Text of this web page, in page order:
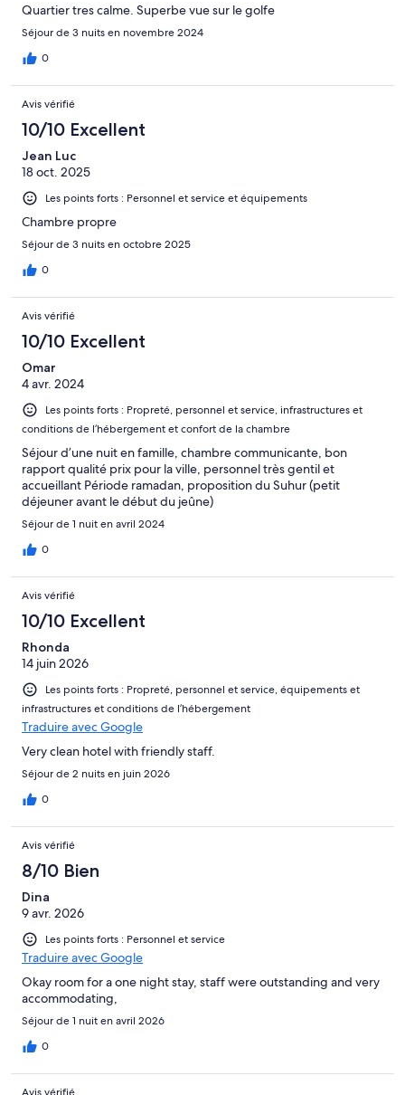
Quartier tres calme. Superbe vue sur le golfe
Séjour de 3 nuits en novembre 2024
0
Avis vérifié
10/10 Excellent
Jean Luc
18 oct. 2025
Les points forts : Personnel et service et équipements
Chambre propre
Séjour de 3 nuits en octobre 2025
0
Avis vérifié
10/10 Excellent
Omar
4 avr. 2024
Les points forts : Propreté, personnel et service, infrastructures et
conditions de l’hébergement et confort de la chambre
Séjour d’une nuit en famille, chambre communicante, bon
rapport qualité prix pour la ville, personnel très gentil et
accueillant Période ramadan, proposition du Suhur (petit
déjeuner avant le début du jeûne)
Séjour de 1 nuit en avril 2024
0
Avis vérifié
10/10 Excellent
Rhonda
14 juin 2026
Les points forts : Propreté, personnel et service, équipements et
infrastructures et conditions de l’hébergement
Traduire avec Google
Very clean hotel with friendly staff.
Séjour de 2 nuits en juin 2026
0
Avis vérifié
8/10 Bien
Dina
9 avr. 2026
Les points forts : Personnel et service
Traduire avec Google
Okay room for a one night stay, staff were outstanding and very
accommodating,
Séjour de 1 nuit en avril 2026
0